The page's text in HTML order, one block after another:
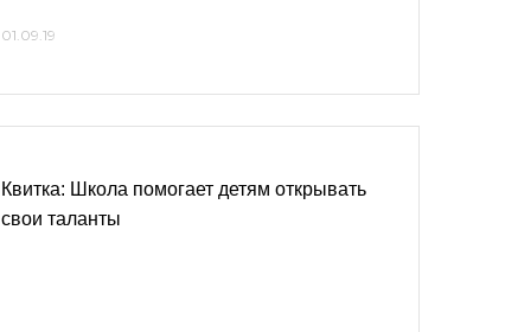
01.09.19
Квитка: Школа помогает детям открывать
свои таланты